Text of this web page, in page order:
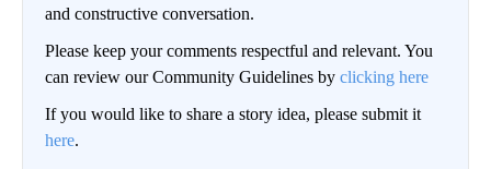
and constructive conversation.
Please keep your comments respectful and relevant. You
can review our Community Guidelines by clicking here
If you would like to share a story idea, please submit it
here.